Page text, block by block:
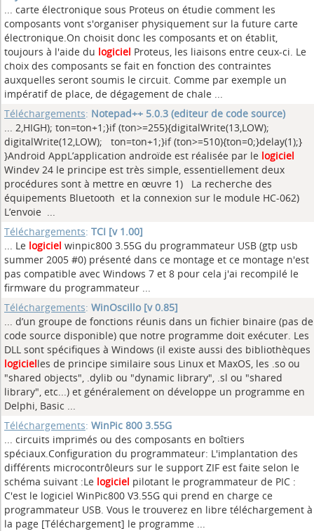
... carte électronique sous Proteus on étudie comment les
composants vont s'organiser physiquement sur la future carte
électronique.On choisit donc les composants et on établit,
toujours à l'aide du logiciel Proteus, les liaisons entre ceux-ci. Le
choix des composants se fait en fonction des contraintes
auxquelles seront soumis le circuit. Comme par exemple un
impératif de place, de dégagement de chale ...
Téléchargements: Notepad++ 5.0.3 (editeur de code source)
... 2,HIGH); ton=ton+1;}if (ton>=255){digitalWrite(13,LOW);
digitalWrite(12,LOW); ton=ton+1;}if (ton>=510){ton=0;}delay(1);}
}Android AppL’application androïde est réalisée par le logiciel
Windev 24 le principe est très simple, essentiellement deux
procédures sont à mettre en œuvre 1) La recherche des
équipements Bluetooth et la connexion sur le module HC-062)
L’envoie ...
Téléchargements: TCI [v 1.00]
... Le logiciel winpic800 3.55G du programmateur USB (gtp usb
summer 2005 #0) présenté dans ce montage et ce montage n'est
pas compatible avec Windows 7 et 8 pour cela j'ai recompilé le
firmware du programmateur ...
Téléchargements: WinOscillo [v 0.85]
... d’un groupe de fonctions réunis dans un fichier binaire (pas de
code source disponible) que notre programme doit exécuter. Les
DLL sont spécifiques à Windows (il existe aussi des bibliothèques
logicielles de principe similaire sous Linux et MaxOS, les .so ou
"shared objects", .dylib ou "dynamic library", .sl ou "shared
library", etc...) et généralement on développe un programme en
Delphi, Basic ...
Téléchargements: WinPic 800 3.55G
... circuits imprimés ou des composants en boîtiers
spéciaux.Configuration du programmateur: L'implantation des
différents microcontrôleurs sur le support ZIF est faite selon le
schéma suivant :Le logiciel pilotant le programmateur de PIC :
C'est le logiciel WinPic800 V3.55G qui prend en charge ce
programmateur USB. Vous le trouverez en libre téléchargement à
la page [Téléchargement] le programme ...